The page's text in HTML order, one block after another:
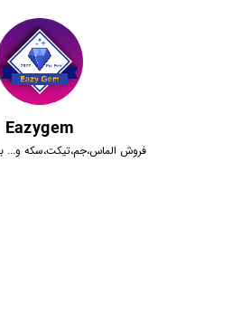
Eazygem
فروش الماس،جم،تیکت،سکه و...